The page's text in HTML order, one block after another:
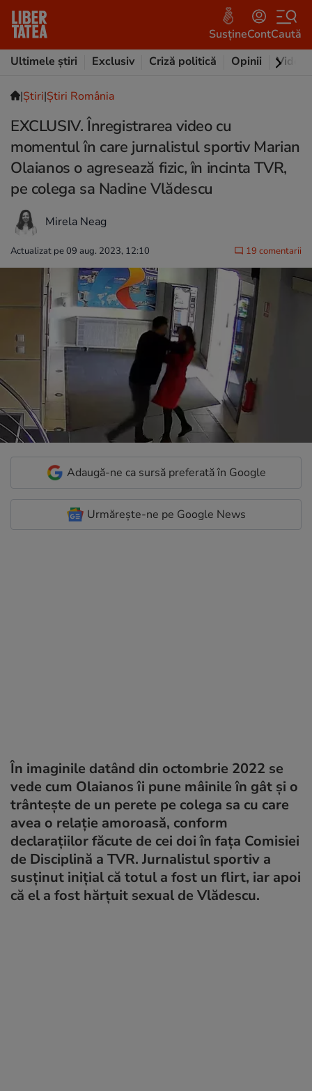
SusțineContCaută
Ultimele știri
Exclusiv Criză politică Opinii Video
|Ştiri|Știri România
EXCLUSIV. Înregistrarea video cu
momentul în care jurnalistul sportiv Marian
Olaianos o agresează fizic, în incinta TVR,
pe colega sa Nadine Vlădescu
Mirela Neag
Actualizat pe 09 aug. 2023, 12:10 19 comentarii
Adaugă-ne ca sursă preferată în Google
Urmărește-ne pe Google News
În imaginile datând din octombrie 2022 se
vede cum Olaianos îi pune mâinile în gât și o
trântește de un perete pe colega sa cu care
avea o relație amoroasă, conform
declarațiilor făcute de cei doi în fața Comisiei
de Disciplină a TVR. Jurnalistul sportiv a
susținut inițial că totul a fost un flirt, iar apoi
că el a fost hărțuit sexual de Vlădescu.